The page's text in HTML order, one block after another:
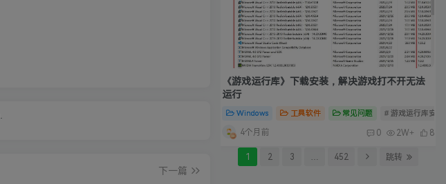
下一篇
《游戏运行库》下载安装，解决游戏打不开无法
运行
Windows 工具软件 常见问题 # 游戏运行库安装
4个月前 0 2W+ 8
1 2 3 … 452 跳转